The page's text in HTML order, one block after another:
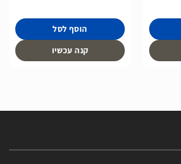
הוסף לסל
קנה עכשיו